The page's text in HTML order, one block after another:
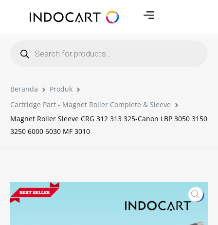
Beranda
Produk
Cartridge Part - Magnet Roller Complete & Sleeve
Magnet Roller Sleeve CRG 312 313 325-Canon LBP 3050 3150
3250 6000 6030 MF 3010